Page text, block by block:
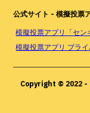
公式サイト - 模擬投票
模擬投票アプリ「セン
模擬投票アプリ プラ
Copyright © 2022 -